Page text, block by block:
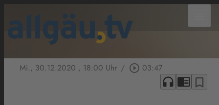
Mi., 30.12.2020 , 18:00 Uhr / play_circle_outline 03:47
headphones chrome_reader_mode bookmark_border